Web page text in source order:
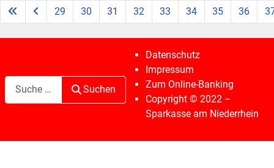
Seite 38 von 38
29 30 31 32 33 34 35 36
Suchen
Suchen
Datenschutz
Impressum
Zum Online-Banking
Copyright © 2022 –
Sparkasse am Niederrhein